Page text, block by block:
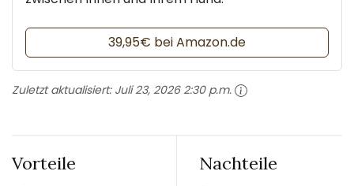
39,95€ bei Amazon.de
Zuletzt aktualisiert: Juli 23, 2026 2:30 p.m.
Vorteile Nachteile